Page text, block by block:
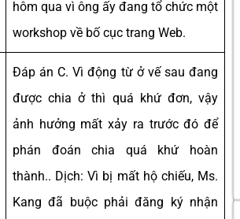
hôm qua vì ông ấy đang tổ chức một
workshop về bố cục trang Web.
Đáp án C. Vì động từ ở vế sau đang
được chia ở thì quá khứ đơn, vậy
ảnh hưởng mất xảy ra trước đó để
phán đoán chia quá khứ hoàn
thành.. Dịch: Vì bị mất hộ chiếu, Ms.
Kang đã buộc phải đăng ký nhận